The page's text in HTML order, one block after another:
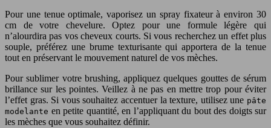
Pour une tenue optimale, vaporisez un spray fixateur à environ 30
cm de votre chevelure. Optez pour une formule légère qui
n’alourdira pas vos cheveux courts. Si vous recherchez un effet plus
souple, préférez une brume texturisante qui apportera de la tenue
tout en préservant le mouvement naturel de vos mèches.
Pour sublimer votre brushing, appliquez quelques gouttes de sérum
brillance sur les pointes. Veillez à ne pas en mettre trop pour éviter
l’effet gras. Si vous souhaitez accentuer la texture, utilisez une pâte
modelante en petite quantité, en l’appliquant du bout des doigts sur
les mèches que vous souhaitez définir.